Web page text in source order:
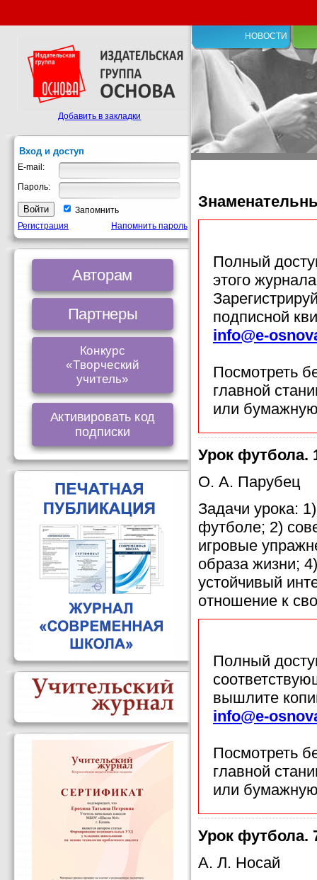
НОВОСТИ
Полный
этого
подписной
info@e-
Посмотреть
главной
или
Урок футбола.
О. А. Парубец
Задачи урока:
футболе; 2)
игровые
образа жизни;
устойчивый
отношение к
Полный
вышлите
info@e-
Посмотреть
главной
или
Урок футбола.
А. Л. Носай
Добавить в закладки
Вход и доступ
E-mail:
Пароль:
Запомнить
Регистрация
Напомнить пароль
Авторам
Партнеры
Конкурс
«Творческий
учитель»
Активировать код
подписки